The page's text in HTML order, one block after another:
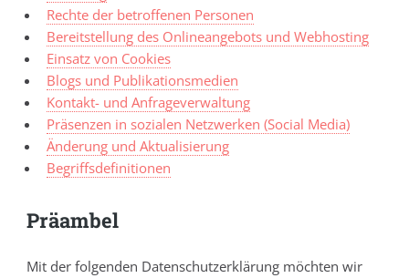
Rechte der betroffenen Personen
Bereitstellung des Onlineangebots und Webhosting
Einsatz von Cookies
Blogs und Publikationsmedien
Kontakt- und Anfrageverwaltung
Präsenzen in sozialen Netzwerken (Social Media)
Änderung und Aktualisierung
Begriffsdefinitionen
Präambel
Mit der folgenden Datenschutzerklärung möchten wir